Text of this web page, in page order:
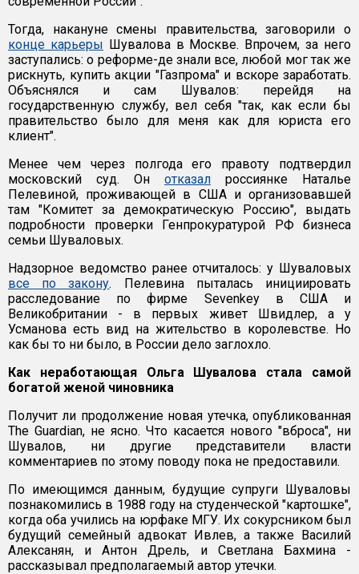
Тогда, накануне смены правительства, заговорили о
конце карьеры Шувалова в Москве. Впрочем, за него
заступались: о реформе-де знали все, любой мог так же
рискнуть, купить акции "Газпрома" и вскоре заработать.
Объяснялся и сам Шувалов: перейдя на
государственную службу, вел себя "так, как если бы
правительство было для меня как для юриста его
клиент".
Менее чем через полгода его правоту подтвердил
московский суд. Он отказал россиянке Наталье
Пелевиной, проживающей в США и организовавшей
там "Комитет за демократическую Россию", выдать
подробности проверки Генпрокуратурой РФ бизнеса
семьи Шуваловых.
Надзорное ведомство ранее отчиталось: у Шуваловых
все по закону. Пелевина пыталась инициировать
расследование по фирме Sevenkey в США и
Великобритании - в первых живет Швидлер, а у
Усманова есть вид на жительство в королевстве. Но
как бы то ни было, в России дело заглохло.
Как неработающая Ольга Шувалова стала самой
богатой женой чиновника
Получит ли продолжение новая утечка, опубликованная
The Guardian, не ясно. Что касается нового "вброса", ни
Шувалов, ни другие представители власти
комментариев по этому поводу пока не предоставили.
По имеющимся данным, будущие супруги Шуваловы
познакомились в 1988 году на студенческой "картошке",
когда оба учились на юрфаке МГУ. Их сокурсником был
будущий семейный адвокат Ивлев, а также Василий
Алексанян, и Антон Дрель, и Светлана Бахмина -
рассказывал предполагаемый автор утечки.